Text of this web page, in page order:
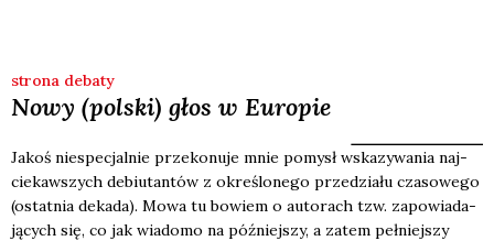
strona debaty
Nowy (polski) głos w Europie
Jakoś nie­spe­cjal­nie prze­ko­nu­je mnie pomysł wska­zy­wa­nia naj­
cie­kaw­szych debiu­tan­tów z okre­ślo­ne­go prze­dzia­łu cza­so­we­go
(ostat­nia deka­da). Mowa tu bowiem o auto­rach tzw. zapo­wia­da­
ją­cych się, co jak wia­do­mo na póź­niej­szy, a zatem peł­niej­szy